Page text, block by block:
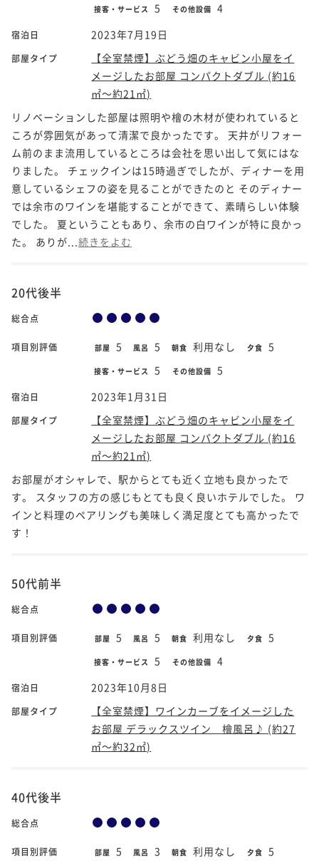
接客・サービス 5 その他設備 4
宿泊日 2023年7月19日
部屋タイプ
【全室禁煙】ぶどう畑のキャビン小屋をイ
メージしたお部屋 コンパクトダブル (約16
㎡～約21㎡)
リノベーションした部屋は照明や檜の木材が使われていると
ころが雰囲気があって清潔で良かったです。 天井がリフォー
ム前のまま流用しているところは会社を思い出して気にはな
りました。 チェックインは15時過ぎでしたが、ディナーを用
意しているシェフの姿を見ることができたのと そのディナー
では余市のワインを堪能することができて、素晴らしい体験
でした。 夏ということもあり、余市の白ワインが特に良かっ
た。 ありが... 続きをよむ
20代後半
総合点
項目別評価 部屋 5 風呂 5 朝食 利用なし 夕食 5
接客・サービス 5 その他設備 5
宿泊日 2023年1月31日
部屋タイプ
【全室禁煙】ぶどう畑のキャビン小屋をイ
メージしたお部屋 コンパクトダブル (約16
㎡～約21㎡)
お部屋がオシャレで、駅からとても近く立地も良かったで
す。 スタッフの方の感じもとても良く良いホテルでした。 ワ
インと料理のペアリングも美味しく満足度とても高かったで
す！
50代前半
総合点
項目別評価 部屋 5 風呂 5 朝食 利用なし 夕食 5
接客・サービス 5 その他設備 4
宿泊日 2023年10月8日
部屋タイプ
【全室禁煙】ワインカーブをイメージした
お部屋 デラックスツイン 檜風呂♪ (約27
㎡～約32㎡)
40代後半
総合点
項目別評価 部屋 5 風呂 3 朝食 利用なし 夕食 5